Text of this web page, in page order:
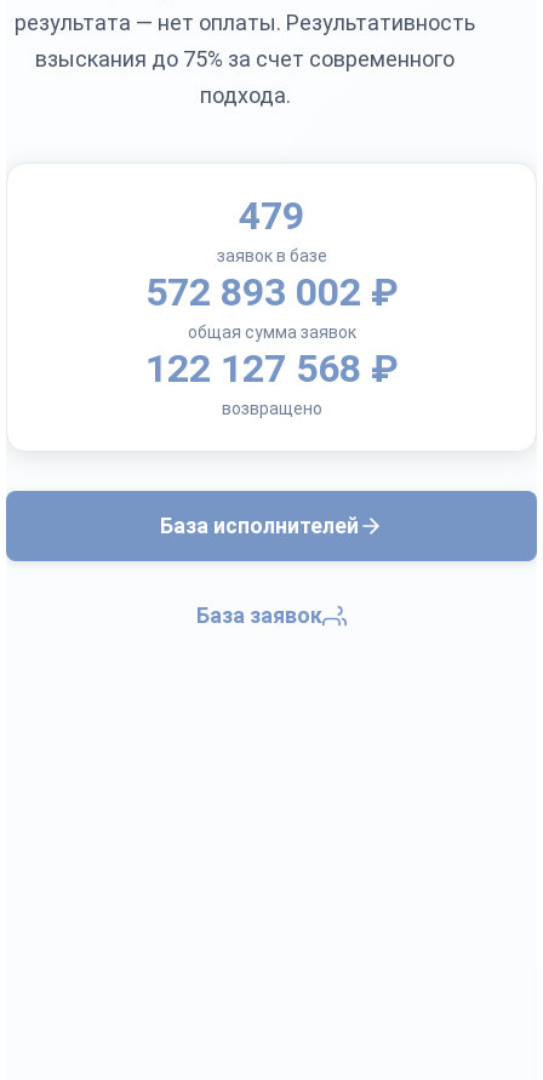
результата — нет оплаты. Результативность
взыскания до 75% за счет современного
подхода.
479
заявок в базе
572 893 002 ₽
общая сумма заявок
122 127 568 ₽
возвращено
База исполнителей
База заявок